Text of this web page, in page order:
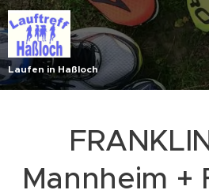
Laufen in Haßloch
Mannheim +